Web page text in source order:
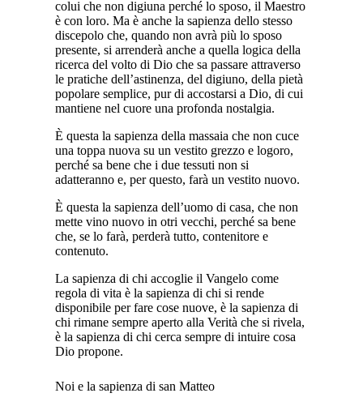
colui che non digiuna perché lo sposo, il Maestro
è con loro. Ma è anche la sapienza dello stesso
discepolo che, quando non avrà più lo sposo
presente, si arrenderà anche a quella logica della
ricerca del volto di Dio che sa passare attraverso
le pratiche dell’astinenza, del digiuno, della pietà
popolare semplice, pur di accostarsi a Dio, di cui
mantiene nel cuore una profonda nostalgia.
È questa la sapienza della massaia che non cuce
una toppa nuova su un vestito grezzo e logoro,
perché sa bene che i due tessuti non si
adatteranno e, per questo, farà un vestito nuovo.
È questa la sapienza dell’uomo di casa, che non
mette vino nuovo in otri vecchi, perché sa bene
che, se lo farà, perderà tutto, contenitore e
contenuto.
La sapienza di chi accoglie il Vangelo come
regola di vita è la sapienza di chi si rende
disponibile per fare cose nuove, è la sapienza di
chi rimane sempre aperto alla Verità che si rivela,
è la sapienza di chi cerca sempre di intuire cosa
Dio propone.
Noi e la sapienza di san Matteo